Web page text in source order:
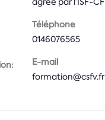
Téléphone
0146076565
E-mail
formation@csfv.fr